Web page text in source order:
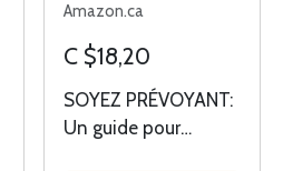
Amazon.ca
C $18,20
SOYEZ PRÉVOYANT:
Un guide pour